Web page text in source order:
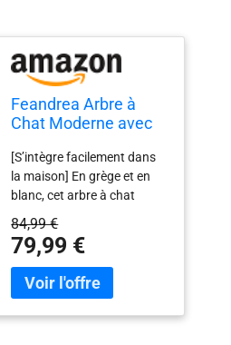
Feandrea Arbre à
Chat Moderne avec
Jeu, Griffoir avec
Maison de Toilette,
180 cm, Niche,
Plateforme, Tapis
Lavables, Grège
PCT116G01
[S’intègre facilement dans
la maison] En grège et en
blanc, cet arbre à chat
moderne s’intègre
facilement à la plupart des
styles de maison et ajoute
une touche charmante à
n’importe quel
84,99 €
79,99 €